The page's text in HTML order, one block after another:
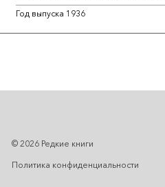
Год выпуска 1936
© 2026 Редкие книги
Политика конфиденциальности